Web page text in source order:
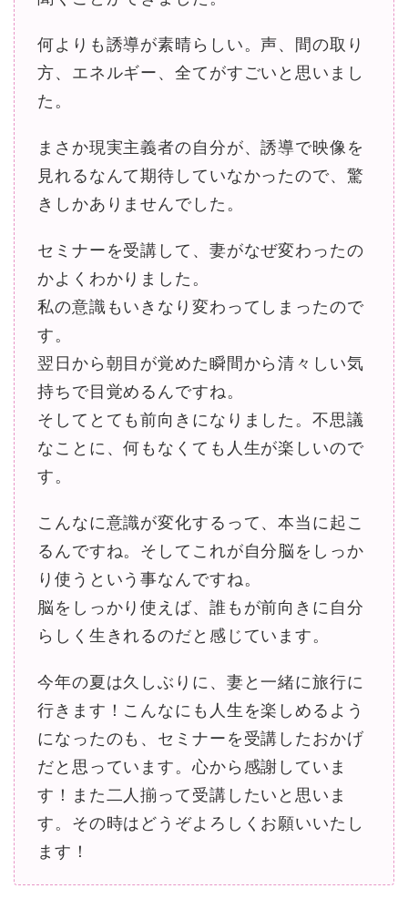
何よりも誘導が素晴らしい。声、間の取り
方、エネルギー、全てがすごいと思いまし
た。
まさか現実主義者の自分が、誘導で映像を
見れるなんて期待していなかったので、驚
きしかありませんでした。
セミナーを受講して、妻がなぜ変わったの
かよくわかりました。
私の意識もいきなり変わってしまったので
す。
翌日から朝目が覚めた瞬間から清々しい気
持ちで目覚めるんですね。
そしてとても前向きになりました。不思議
なことに、何もなくても人生が楽しいので
す。
こんなに意識が変化するって、本当に起こ
るんですね。そしてこれが自分脳をしっか
り使うという事なんですね。
脳をしっかり使えば、誰もが前向きに自分
らしく生きれるのだと感じています。
今年の夏は久しぶりに、妻と一緒に旅行に
行きます！こんなにも人生を楽しめるよう
になったのも、セミナーを受講したおかげ
だと思っています。心から感謝していま
す！また二人揃って受講したいと思いま
す。その時はどうぞよろしくお願いいたし
ます！